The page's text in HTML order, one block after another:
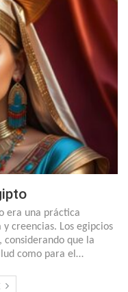
era una práctica
creencias. Los egipcios
que la
como para el…